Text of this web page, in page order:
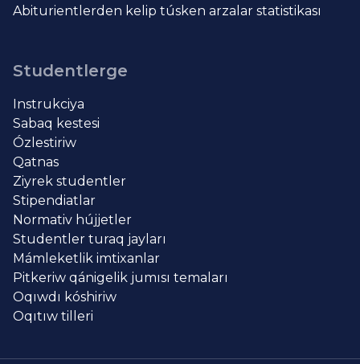
Abiturientlerden kelip túsken arzalar statistikası
Studentlerge
Instrukciya
Sabaq kestesi
Ózlestiriw
Qatnas
Ziyrek studentler
Stipendiatlar
Normativ hújjetler
Studentler turaq jayları
Mámleketlik imtixanlar
Pitkeriw qánigelik jumısı temaları
Oqıwdı kóshiriw
Oqıtıw tilleri